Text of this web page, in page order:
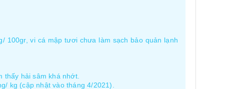
100gr, vi cá mập tươi chưa làm sạch bảo quản lạnh
thấy hải sâm khá nhớt.
kg (cập nhật vào tháng 4/2021).